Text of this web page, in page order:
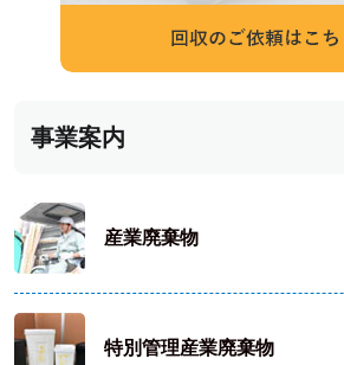
事業案内
産業廃棄物
特別管理産業廃棄物